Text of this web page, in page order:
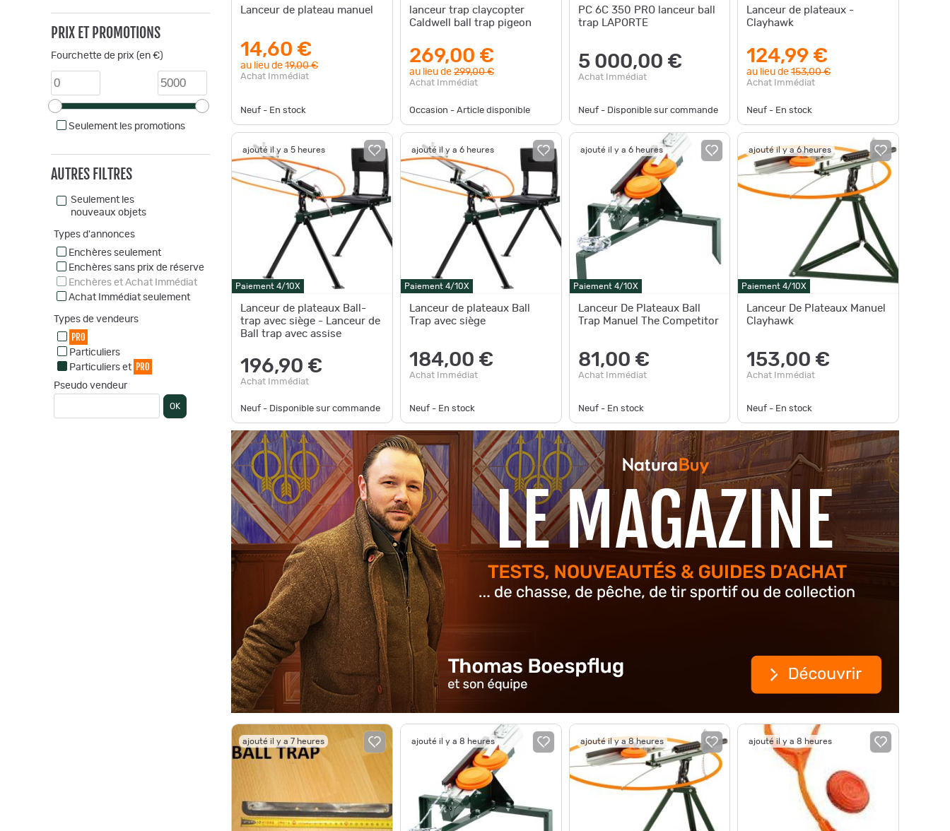
PRIX ET PROMOTIONS
Fourchette de prix (en €)
Seulement les promotions
AUTRES FILTRES
Seulement les
nouveaux objets
Types d'annonces
Enchères seulement
Enchères sans prix de réserve
Enchères et Achat Immédiat
Achat Immédiat seulement
Types de vendeurs
PRO
Particuliers
Particuliers et PRO
Pseudo vendeur
OK
Lanceur de plateau manuel
14,60 €
au lieu de 19,00 €
Achat Immédiat
Neuf - En stock
lanceur trap claycopter
Caldwell ball trap pigeon
269,00 €
au lieu de299,00 €
Achat Immédiat
Occasion - Article disponible
PC 6C 350 PRO lanceur ball
trap LAPORTE
5 000,00 €
Achat Immédiat
Neuf - Disponible sur commande
Lanceur de plateaux -
Clayhawk
124,99 €
au lieu de153,00 €
Achat Immédiat
Neuf - En stock
ajouté il y a 5 heures
Paiement 4/10X
Lanceur de plateaux Ball-
trap avec siège - Lanceur de
Ball trap avec assise
196,90 €
Achat Immédiat
Neuf - Disponible sur commande
ajouté il y a 6 heures
Paiement 4/10X
Lanceur de plateaux Ball
Trap avec siège
184,00 €
Achat Immédiat
Neuf - En stock
ajouté il y a 6 heures
Paiement 4/10X
Lanceur De Plateaux Ball
Trap Manuel The Competitor
81,00 €
Achat Immédiat
Neuf - En stock
ajouté il y a 6 heures
Paiement 4/10X
Lanceur De Plateaux Manuel
Clayhawk
153,00 €
Achat Immédiat
Neuf - En stock
ajouté il y a 7 heures ajouté il y a 8 heures ajouté il y a 8 heures ajouté il y a 8 heures